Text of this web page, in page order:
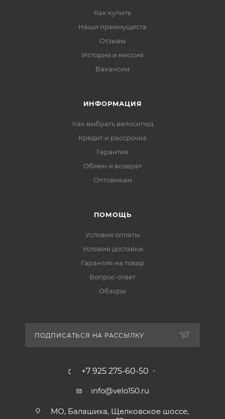
Как купить
Наши преимущеста
Отзывы
История и миссия
Вакансии
ИНФОРМАЦИЯ
Как выбрать велосипед
Кредит и рассрочка
Гарантия
Обмен и возврат
Оптовикам
ПОМОЩЬ
Условия оплаты
Условия доставки
Гарантия на товар
Вопрос-ответ
Обзоры
ПОДПИСАТЬСЯ НА РАССЫЛКУ
+7 925 275-60-50
info@velo150.ru
МО, Балашиха, Щелковское шоссе,